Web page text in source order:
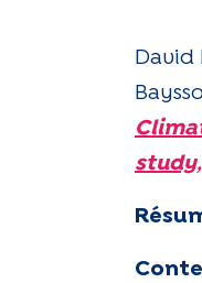
David
study,